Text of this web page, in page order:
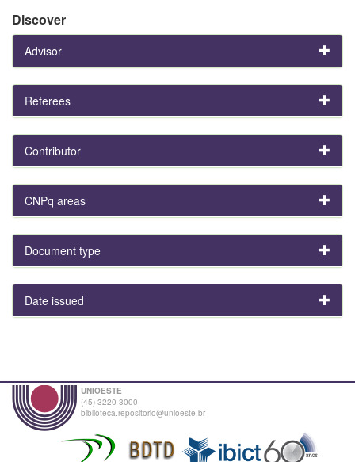
Discover
Advisor
Referees
Contributor
CNPq areas
Document type
Date issued
UNIOESTE
(45) 3220-3000
biblioteca.repositorio@unioeste.br